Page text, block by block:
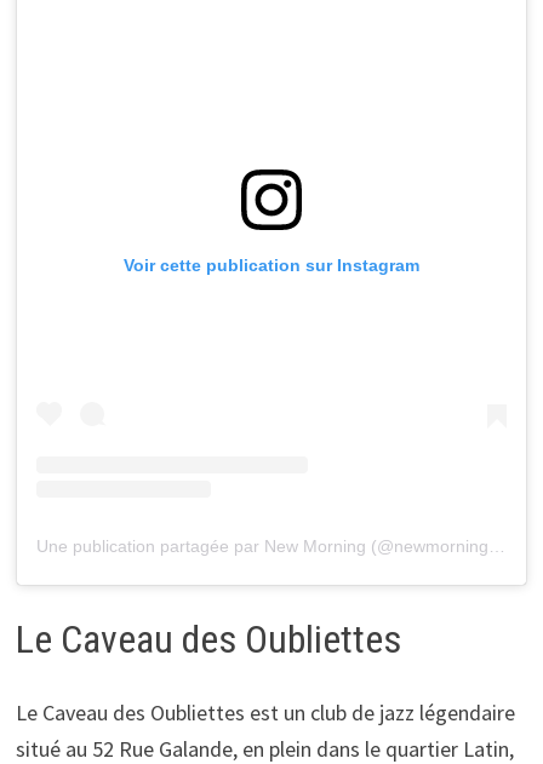
Voir cette publication sur Instagram
Le Caveau des Oubliettes
Le Caveau des Oubliettes est un club de jazz légendaire
situé au 52 Rue Galande, en plein dans le quartier Latin,